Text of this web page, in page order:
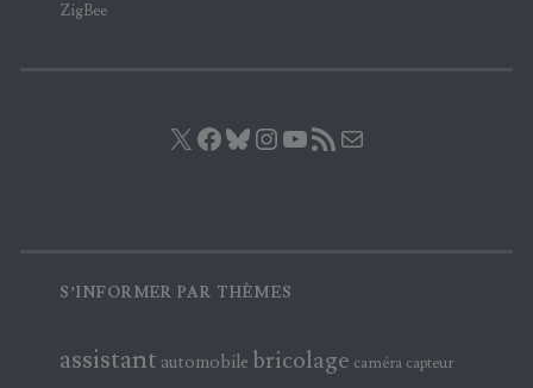
ZigBee
X Facebook
Bluesky
Instagram
YouTube
Flux RSS
S’INFORMER PAR THÈMES
assistant automobile bricolage caméra capteur